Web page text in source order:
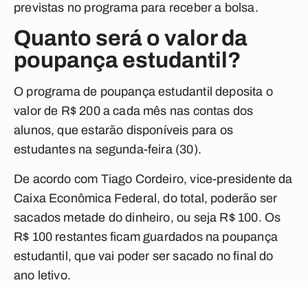
previstas no programa para receber a bolsa.
Quanto será o valor da
poupança estudantil?
O programa de poupança estudantil deposita o
valor de R$ 200 a cada mês nas contas dos
alunos, que estarão disponíveis para os
estudantes na segunda-feira (30).
De acordo com Tiago Cordeiro, vice-presidente da
Caixa Econômica Federal, do total, poderão ser
sacados metade do dinheiro, ou seja R$ 100. Os
R$ 100 restantes ficam guardados na poupança
estudantil, que vai poder ser sacado no final do
ano letivo.